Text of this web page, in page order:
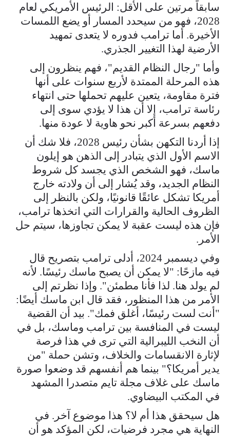
سابقاً مرتين على الأقل: الرئيس الأمريكي لعام
2028، فهو من سيحدد المسار أو يضع اللمسات
الأخيرة. أما ترامب فدوره لا يتعدى تمهيد
الأرضية لهذا التغيير الجذري.
وأما "رجال النظام القديم"، فهم ينظرون إلى
هذه المرحلة الممتدة لأربع سنوات على أنها
فترة مقاومة، يتعين عليهم تحملها حتى انتهاء
رئاسة ترامب، إلا أن هذا لا يؤدي سوى إلى
دفعهم بسرعة أكبر نحو هاوية لا عودة منها.
إذا أردنا التكهن بشأن رئيس 2028، فلا شك أن
الاسم الأول الذي يتبادر إلى الذهن هو إيلون
ماسك، فهو الشخص الذي يجسد كل شروط
النظام الجديد، وقد يُشار إلى أن ولادته خارج
أمريكا تشكل عائقًا قانونيًا، ولكن بالنظر إلى
الظروف الحالية والقرارات التي اتخذها ترامب،
فإن هذه ليست عقبة لا يمكن تجاوزها، سيتم حل
الأمر.
وفي ديسمبر 2024، أدلى ترامب بتصريح قال
فيه مازحًا: "لا يمكن أن يصبح ماسك رئيسًا. لأنه
لم يولد هنا. لذا فأنا مطمئن". وإذا نظرتم إلى
الأمر من هذا المنظور، فقد قال ابن ماسك أيضًا:
"أنت لست رئيسًا، أغلق فمك". بيد أن القضية
ليست في المنافسة بين ترامب وماسك، بل في
أن النخب الليبرالية التي ترى في هذا فرصة
لإثارة الانقسامات والخلاف، وتشن حملة "من
يدير أمريكا؟" بينما هم أنفسهم قد وضعوا صورة
ماسك على غلاف مجلة تايم متصدرا المشهد
في المكتب البيضاوي.
هل سيحقق هذا أم لا؟ هذا موضوع آخر. في
النهاية هي مجرد فرضيات، لكن المؤكد هو أن